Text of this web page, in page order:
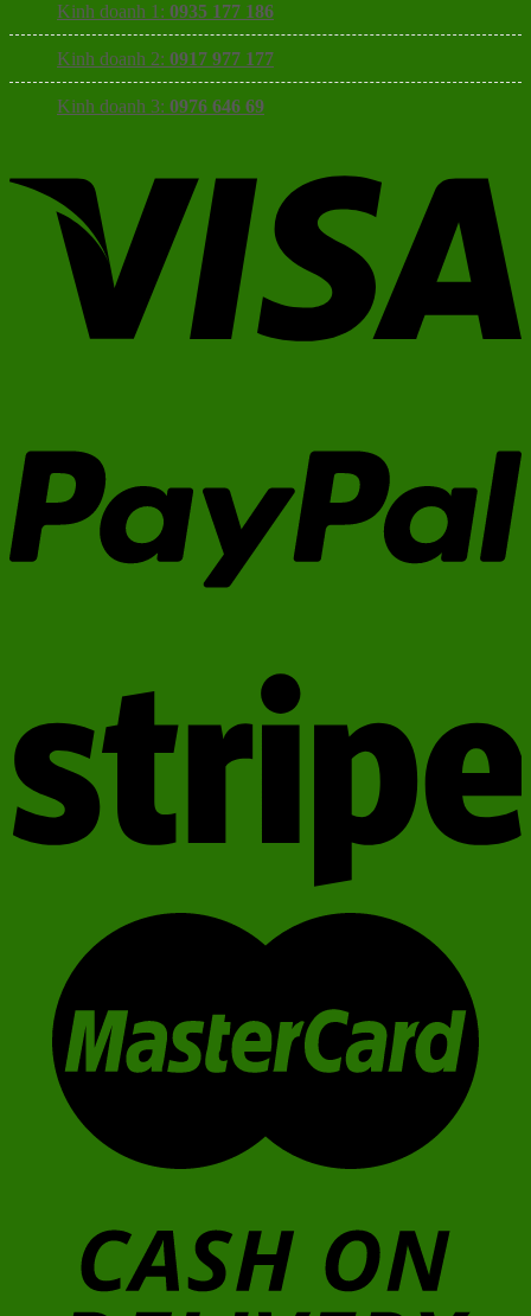
Kinh doanh 1: 0935 177 186
Kinh doanh 2: 0917 977 177
Kinh doanh 3: 0976 646 69